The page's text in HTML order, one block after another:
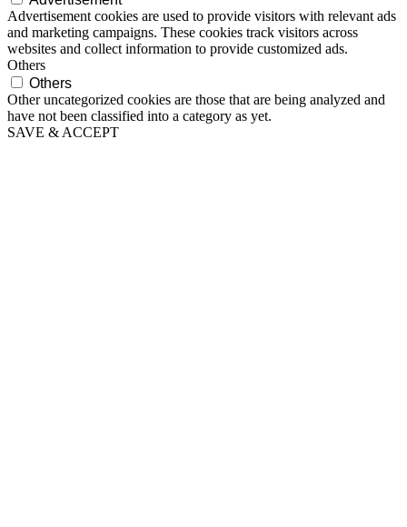
Advertisement cookies are used to provide visitors with relevant ads
and marketing campaigns. These cookies track visitors across
websites and collect information to provide customized ads.
Others
Others
Other uncategorized cookies are those that are being analyzed and
have not been classified into a category as yet.
SAVE & ACCEPT